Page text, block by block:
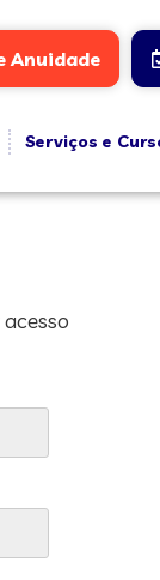
Anuidade
Serviços e